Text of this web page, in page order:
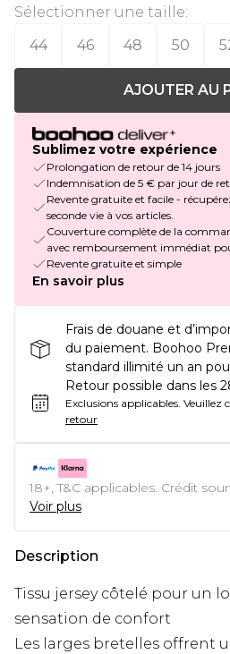
Sélectionner une taille:
44
46 48 50
AJOUTER AU
Sublimez votre expérience
Prolongation de retour de 14 jours
Indemnisation de 5 € par jour de
Revente gratuite et facile -
seconde vie à vos articles.
Couverture complète de la
avec remboursement immédiat
Revente gratuite et simple
En savoir plus
Frais de douane et
du paiement. Boohoo
standard illimité un an
Retour possible dans les
Exclusions applicables. Veuillez
retour
18+, T&C applicables. Crédit
Voir plus
Description
Tissu jersey côtelé pour un
sensation de confort
Les larges bretelles offrent